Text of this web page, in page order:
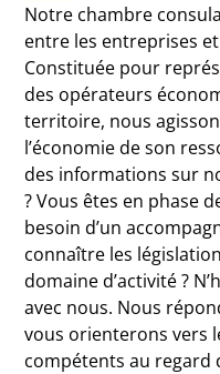
Notre chambre
entre les entreprises
Constituée pour
des opérateurs
territoire, nous
l’économie de son
des informations sur
? Vous êtes en phase
besoin d’un
connaître les
domaine d’activité ?
avec nous. Nous
vous orienterons vers
compétents au regard